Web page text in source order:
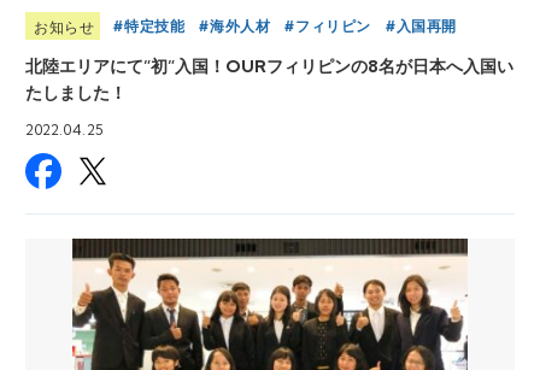
お知らせ 特定技能 海外人材 フィリピン 入国再開
北陸エリアにて”初”入国！OURフィリピンの8名が日本へ入国い
たしました！
2022.04.25